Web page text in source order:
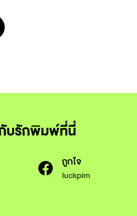
บรักพิมพ์ที่นี่
ถูกใจ
luckpim